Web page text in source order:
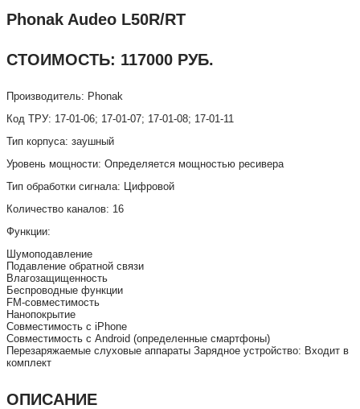
Phonak Audeo L50R/RT
СТОИМОСТЬ: 117000 РУБ.
Производитель: Phonak
Код ТРУ: 17-01-06; 17-01-07; 17-01-08; 17-01-11
Тип корпуса: заушный
Уровень мощности: Определяется мощностью ресивера
Тип обработки сигнала: Цифровой
Количество каналов: 16
Функции:
Шумоподавление
Подавление обратной связи
Влагозащищенность
Беспроводные функции
FM-совместимость
Нанопокрытие
Совместимость с iPhone
Совместимость с Android (определенные смартфоны)
Перезаряжаемые слуховые аппараты Зарядное устройство: Входит в
комплект
ОПИСАНИЕ